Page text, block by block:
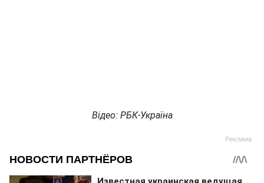
Відео: РБК-Україна